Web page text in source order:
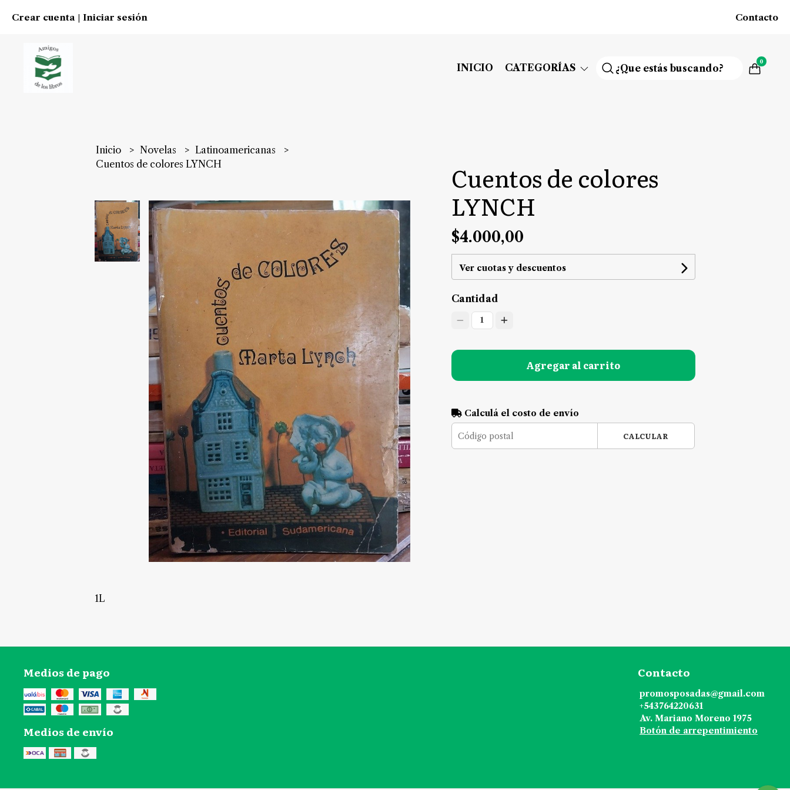
Crear cuenta Iniciar sesión Contacto
INICIO CATEGORÍAS
0
Inicio Novelas
Latinoamericanas
Cuentos de colores LYNCH
1L
Cuentos de colores
LYNCH
$4.000,00
Ver cuotas y descuentos
Cantidad
1
Agregar al carrito
Calculá el costo de envío
CALCULAR
Medios de pago
Medios de envío
Contacto
promosposadas@gmail.com
+543764220631
Av. Mariano Moreno 1975
Botón de arrepentimiento